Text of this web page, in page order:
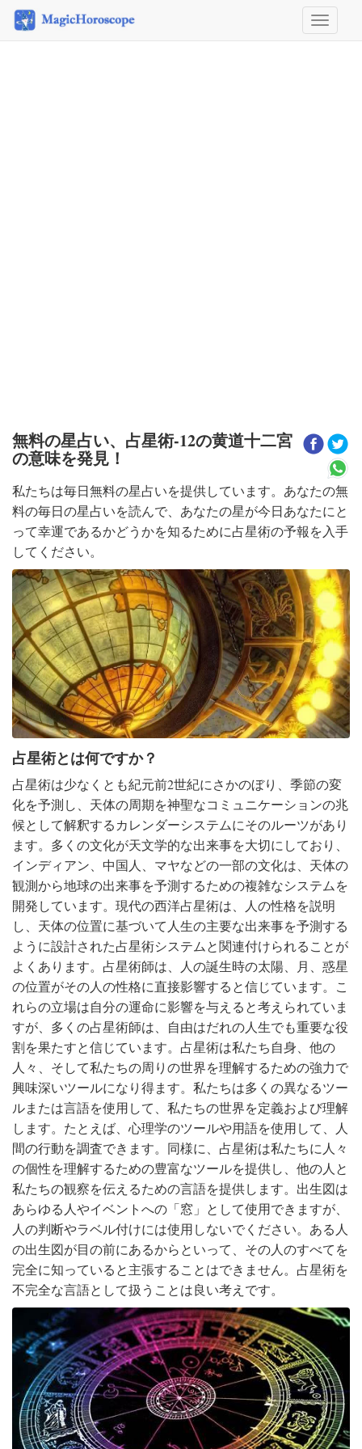
&
無料の星占い、占星術-12の黄道十二宮
の意味を発見！
私たちは毎日無料の星占いを提供しています。あなたの無
料の毎日の星占いを読んで、あなたの星が今日あなたにと
って幸運であるかどうかを知るために占星術の予報を入手
してください。
占星術とは何ですか？
占星術は少なくとも紀元前2世紀にさかのぼり、季節の変
化を予測し、天体の周期を神聖なコミュニケーションの兆
候として解釈するカレンダーシステムにそのルーツがあり
ます。多くの文化が天文学的な出来事を大切にしており、
インディアン、中国人、マヤなどの一部の文化は、天体の
観測から地球の出来事を予測するための複雑なシステムを
開発しています。現代の西洋占星術は、人の性格を説明
し、天体の位置に基づいて人生の主要な出来事を予測する
ように設計された占星術システムと関連付けられることが
よくあります。占星術師は、人の誕生時の太陽、月、惑星
の位置がその人の性格に直接影響すると信じています。こ
れらの立場は自分の運命に影響を与えると考えられていま
すが、多くの占星術師は、自由はだれの人生でも重要な役
割を果たすと信じています。占星術は私たち自身、他の
人々、そして私たちの周りの世界を理解するための強力で
興味深いツールになり得ます。私たちは多くの異なるツー
ルまたは言語を使用して、私たちの世界を定義および理解
します。たとえば、心理学のツールや用語を使用して、人
間の行動を調査できます。同様に、占星術は私たちに人々
の個性を理解するための豊富なツールを提供し、他の人と
私たちの観察を伝えるための言語を提供します。出生図は
あらゆる人やイベントへの「窓」として使用できますが、
人の判断やラベル付けには使用しないでください。ある人
の出生図が目の前にあるからといって、その人のすべてを
完全に知っていると主張することはできません。占星術を
不完全な言語として扱うことは良い考えです。